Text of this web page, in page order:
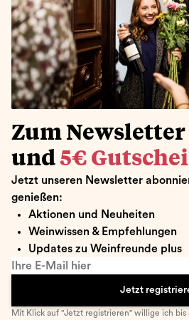
Zum
und 5€
Jetzt unseren Newsletter
genießen:
Aktionen und Neuheiten
Weinwissen & Empfehlungen
Updates zu Weinfreunde plus
Ihre E-Mail hier
Jetzt
Mit Klick auf "Jetzt registrieren" willige ich